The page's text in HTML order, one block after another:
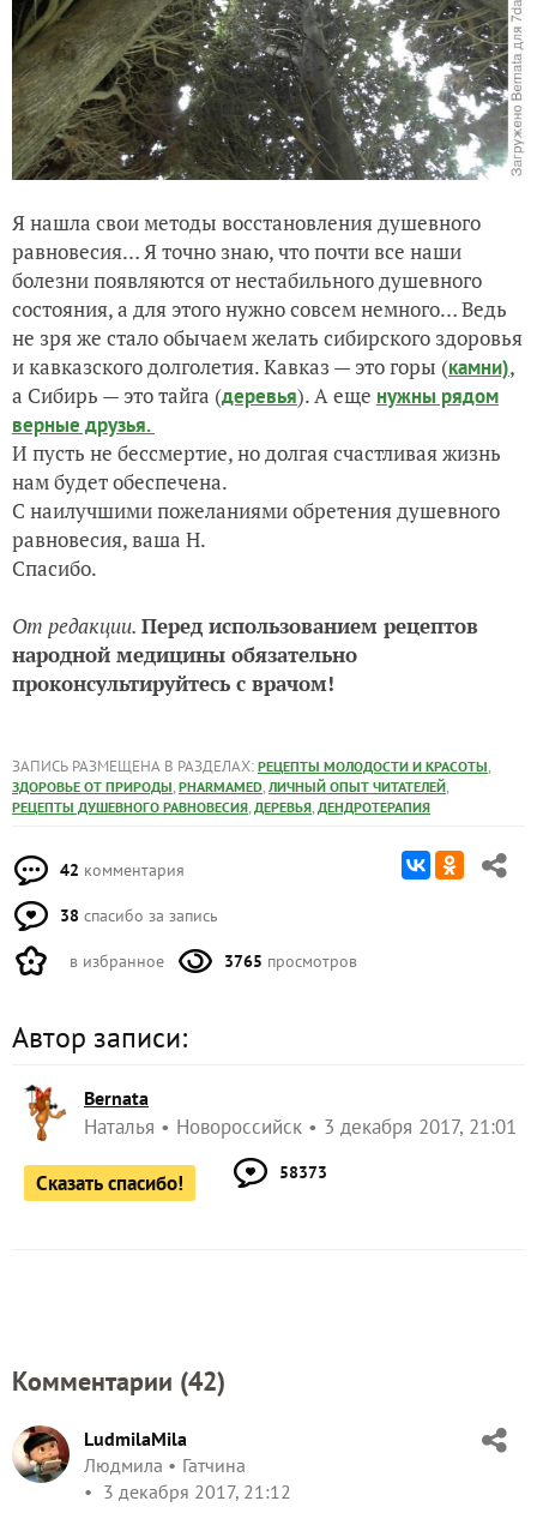
Я нашла свои методы восстановления душевного
равновесия… Я точно знаю, что почти все наши
болезни появляются от нестабильного душевного
состояния, а для этого нужно совсем немного… Ведь
не зря же стало обычаем желать сибирского здоровья
и кавказского долголетия. Кавказ — это горы (камни),
а Сибирь — это тайга (деревья). А еще нужны рядом
верные друзья.
И пусть не бессмертие, но долгая счастливая жизнь
нам будет обеспечена.
С наилучшими пожеланиями обретения душевного
равновесия, ваша Н.
Спасибо.
От редакции. Перед использованием рецептов
народной медицины обязательно
проконсультируйтесь с врачом!
ЗАПИСЬ РАЗМЕЩЕНА В РАЗДЕЛАХ: РЕЦЕПТЫ МОЛОДОСТИ И КРАСОТЫ,
ЗДОРОВЬЕ ОТ ПРИРОДЫ, PHARMAMED, ЛИЧНЫЙ ОПЫТ ЧИТАТЕЛЕЙ,
РЕЦЕПТЫ ДУШЕВНОГО РАВНОВЕСИЯ, ДЕРЕВЬЯ, ДЕНДРОТЕРАПИЯ
42 комментария
38 спасибо за запись
в избранное 3765 просмотров
Автор записи:
Bernata
Наталья Новороссийск 3 декабря 2017, 21:01
Сказать спасибо! 58373
Комментарии (42)
LudmilaMila
Людмила
Гатчина
3 декабря 2017, 21:12